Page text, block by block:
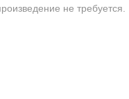
не требуется.